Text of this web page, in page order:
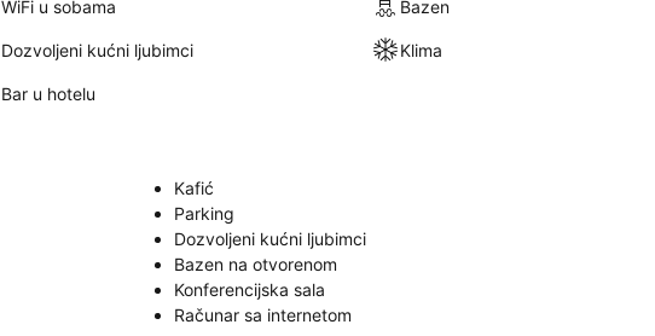
WiFi u sobama Bazen
Dozvoljeni kućni ljubimci Klima
Bar u hotelu
Kafić
Parking
Dozvoljeni kućni ljubimci
Bazen na otvorenom
Konferencijska sala
Računar sa internetom